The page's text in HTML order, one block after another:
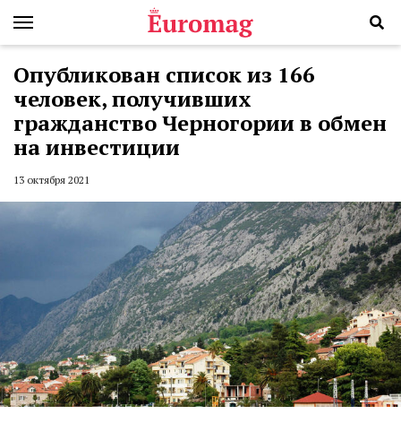
Опубликован список из 166
человек, получивших
гражданство Черногории в обмен
на инвестиции
13 октября 2021